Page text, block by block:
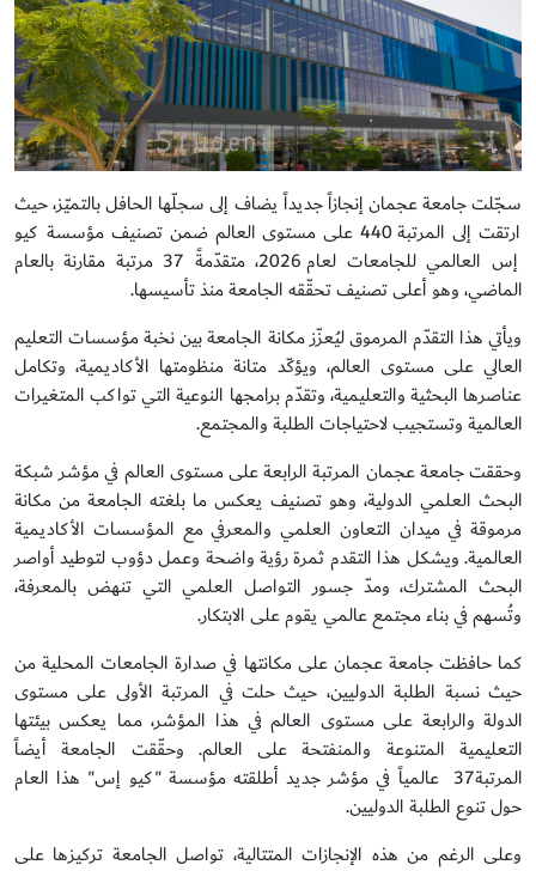
سجّلت جامعة عجمان إنجازاً جديداً يضاف إلى سجلّها الحافل بالتميّز، حيث
ارتقت إلى المرتبة 440 على مستوى العالم ضمن تصنيف مؤسسة كيو
إس العالمي للجامعات لعام 2026، متقدّمةً 37 مرتبة مقارنة بالعام
الماضي، وهو أعلى تصنيف تحقّقه الجامعة منذ تأسيسها.
ويأتي هذا التقدّم المرموق ليُعزّز مكانة الجامعة بين نخبة مؤسسات التعليم
العالي على مستوى العالم، ويؤكّد متانة منظومتها الأكاديمية، وتكامل
عناصرها البحثية والتعليمية، وتقدّم برامجها النوعية التي تواكب المتغيرات
العالمية وتستجيب لاحتياجات الطلبة والمجتمع.
وحققت جامعة عجمان المرتبة الرابعة على مستوى العالم في مؤشر شبكة
البحث العلمي الدولية، وهو تصنيف يعكس ما بلغته الجامعة من مكانة
مرموقة في ميدان التعاون العلمي والمعرفي مع المؤسسات الأكاديمية
العالمية. ويشكل هذا التقدم ثمرة رؤية واضحة وعمل دؤوب لتوطيد أواصر
البحث المشترك، ومدّ جسور التواصل العلمي التي تنهض بالمعرفة،
وتُسهم في بناء مجتمع عالمي يقوم على الابتكار.
كما حافظت جامعة عجمان على مكانتها في صدارة الجامعات المحلية من
حيث نسبة الطلبة الدوليين، حيث حلت في المرتبة الأولى على مستوى
الدولة والرابعة على مستوى العالم في هذا المؤشر، مما يعكس بيئتها
التعليمية المتنوعة والمنفتحة على العالم. وحقّقت الجامعة أيضاً
المرتبة37 عالمياً في مؤشر جديد أطلقته مؤسسة "كيو إس" هذا العام
حول تنوع الطلبة الدوليين.
وعلى الرغم من هذه الإنجازات المتتالية، تواصل الجامعة تركيزها على